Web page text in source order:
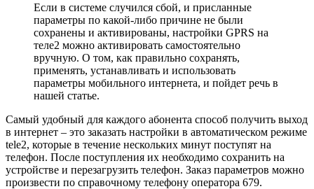
Если в системе случился сбой, и присланные
параметры по какой-либо причине не были
сохранены и активированы, настройки GPRS на
теле2 можно активировать самостоятельно
вручную. О том, как правильно сохранять,
применять, устанавливать и использовать
параметры мобильного интернета, и пойдет речь в
нашей статье.
Самый удобный для каждого абонента способ получить выход
в интернет – это заказать настройки в автоматическом режиме
tele2, которые в течение нескольких минут поступят на
телефон. После поступления их необходимо сохранить на
устройстве и перезагрузить телефон. Заказ параметров можно
произвести по справочному телефону оператора 679.